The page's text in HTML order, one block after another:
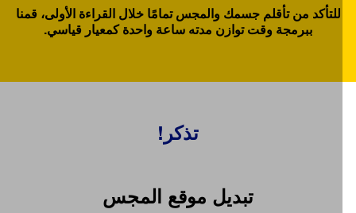
للتأكد من تأقلم جسمك والمجس تمامًا خلال القراءة الأولى، قمنا
ببرمجة وقت توازن مدته ساعة واحدة كمعيار قياسي.
تذكر!
تبديل موقع المجس